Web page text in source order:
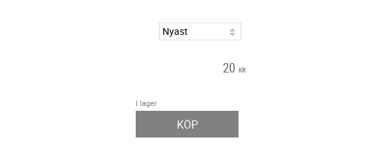
20 KR
I lager
KÖP